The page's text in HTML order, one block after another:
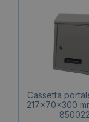
Cassetta
217x70x300